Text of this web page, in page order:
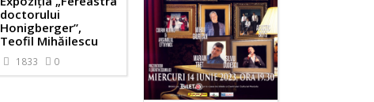
doctorului
Honigberger”,
Teofil Mihăilescu
1833 0